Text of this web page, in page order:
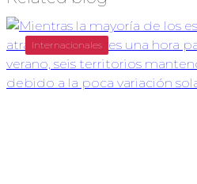
Internacionales